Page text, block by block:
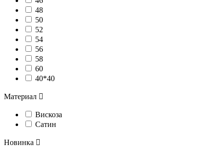
48
50
52
54
56
58
60
40*40
Материал 
Вискоза
Сатин
Новинка 